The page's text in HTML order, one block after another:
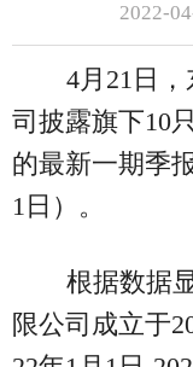
2022-
4月21日
司披露旗下10
的最新一期季
1日）。
根据数据
限公司成立于